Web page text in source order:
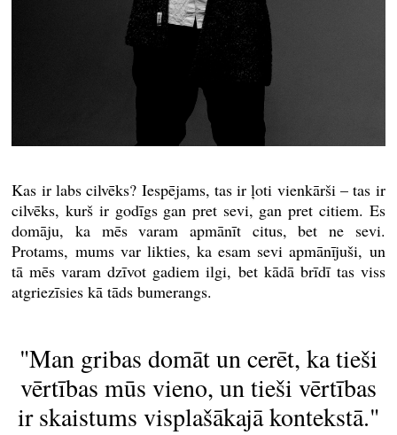
Kas ir labs cilvēks? Iespējams, tas ir ļoti vienkārši – tas ir
cilvēks, kurš ir godīgs gan pret sevi, gan pret citiem. Es
domāju, ka mēs varam apmānīt citus, bet ne sevi.
Protams, mums var likties, ka esam sevi apmānījuši, un
tā mēs varam dzīvot gadiem ilgi, bet kādā brīdī tas viss
atgriezīsies kā tāds bumerangs.
"Man gribas domāt un cerēt, ka tieši
vērtības mūs vieno, un tieši vērtības
ir skaistums visplašākajā kontekstā."